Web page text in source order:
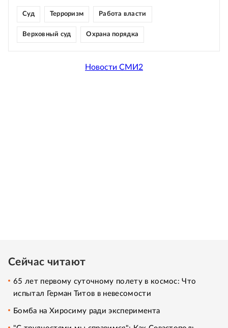
Суд Терроризм Работа власти
Верховный суд Охрана порядка
Новости СМИ2
Сейчас читают
65 лет первому суточному полету в космос: Что
испытал Герман Титов в невесомости
Бомба на Хиросиму ради эксперимента